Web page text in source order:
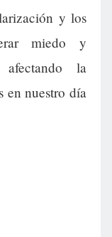
y los
miedo y
afectando la
en nuestro día